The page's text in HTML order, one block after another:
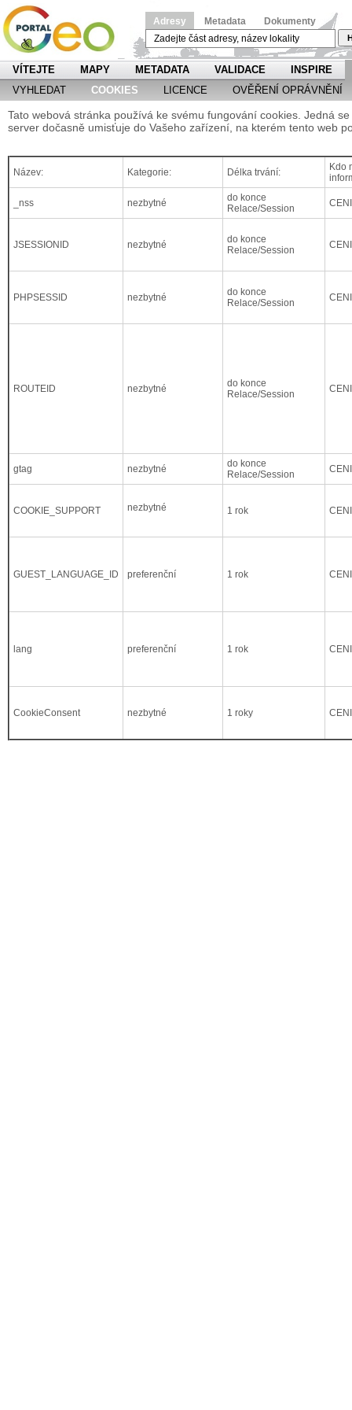
Adresy Metadata Dokumenty
VÍTEJTE MAPY METADATA VALIDACE
INSPIRE
VYHLEDAT
COOKIES LICENCE OVĚŘENÍ OPRÁVNĚNÍ
Tato webová stránka používá ke svému fungování cookies. Jedná
server dočasně umisťuje do Vašeho zařízení, na kterém tento web
Název: Kategorie: Délka trvání:
Kdo
_nss nezbytné
do konce
Relace/Session
JSESSIONID nezbytné
do konce
Relace/Session
PHPSESSID nezbytné
do konce
Relace/Session
ROUTEID nezbytné
do konce
Relace/Session
gtag nezbytné
do konce
Relace/Session
COOKIE_SUPPORT nezbytné 1 rok
GUEST_LANGUAGE_ID preferenční 1 rok
lang preferenční 1 rok
CookieConsent nezbytné 1 roky